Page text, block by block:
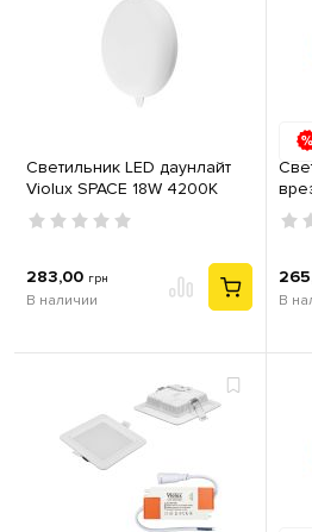
Светильник LED даунлайт
Violux SPACE 18W 4200K
круг IP20
283,00 грн
В наличии В